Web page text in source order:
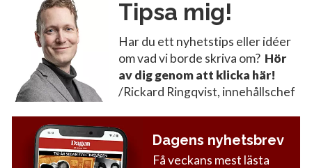
Tipsa mig!
Har du ett nyhetstips eller idéer
om vad vi borde skriva om? Hör
av dig genom att klicka här!
/Rickard Ringqvist, innehållschef
Dagens nyhetsbrev
Få veckans mest lästa